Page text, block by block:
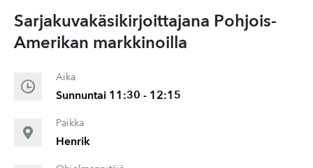
Sar­jaku­vakäsikir­joit­ta­jana Pohjois-
Amerikan markki­noil­la
Aika
Sunnuntai 11:30 - 12:15
Paikka
Henrik